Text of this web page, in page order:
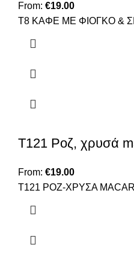
From: €19.00
T8 ΚΑΦΕ ΜΕ ΦΙΟΓΚΟ &
Τ121 Ροζ, χρυσά
From: €19.00
T121 ΡΟΖ-ΧΡΥΣΑ